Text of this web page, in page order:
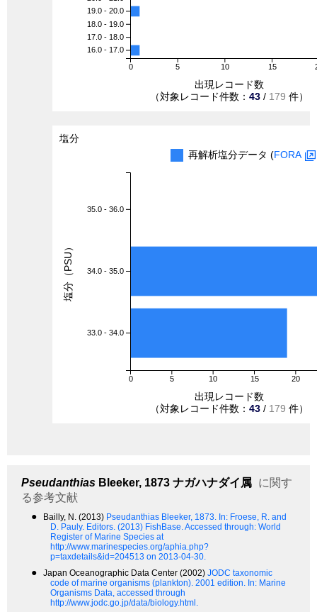
0 5 10 15
19.0 - 20.0
18.0 - 19.0
17.0 - 18.0
16.0 - 17.0
出現レコード数
（対象レコード件数： 43 / 179 件）
塩分
再解析塩分データ (FORA
0 5 10 15 20
35.0 - 36.0
34.0 - 35.0
33.0 - 34.0
出現レコード数
（対象レコード件数： 43 / 179 件）
塩分（PSU）
Pseudanthias Bleeker, 1873 ナガハナダイ属 に関す
る参考文献
● Bailly, N. (2013) Pseudanthias Bleeker, 1873. In: Froese, R. and
D. Pauly. Editors. (2013) FishBase. Accessed through: World
Register of Marine Species at
http://www.marinespecies.org/aphia.php?
p=taxdetails&id=204513 on 2013-04-30.
● Japan Oceanographic Data Center (2002) JODC taxonomic
code of marine organisms (plankton). 2001 edition. In: Marine
Organisms Data, accessed through
http://www.jodc.go.jp/data/biology.html.